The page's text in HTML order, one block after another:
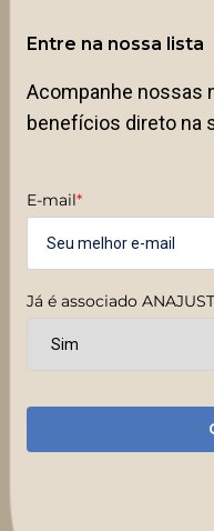
Entre na nossa lista
Acompanhe nossas
benefícios direto na
E-mail*
Já é associado